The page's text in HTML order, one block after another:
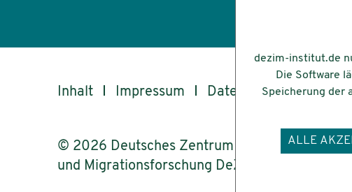
Inhalt Impressum Datenschutz
© 2026 Deutsches Zentrum für Integrations-
und Migrationsforschung DeZIM e.V.
dezim-institut.de
Die Software
Speicherung der
ALLE